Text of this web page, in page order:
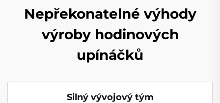
Nepřekonatelné výhody
výroby hodinových
upínáčků
Silný vývojový tým